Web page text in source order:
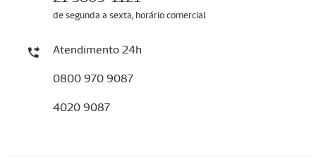
de segunda a sexta, horário comercial
Atendimento 24h
0800 970 9087
4020 9087